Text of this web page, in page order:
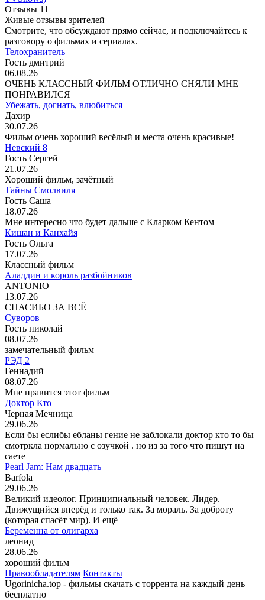
Отзывы 11
Живые отзывы зрителей
Смотрите, что обсуждают прямо сейчас, и подключайтесь к
разговору о фильмах и сериалах.
Телохранитель
Гость дмитрий
06.08.26
ОЧЕНЬ КЛАССНЫЙ ФИЛЬМ ОТЛИЧНО СНЯЛИ МНЕ
ПОНРАВИЛСЯ
Убежать, догнать, влюбиться
Дахир
30.07.26
Фильм очень хороший весёлый и места очень красивые!
Невский 8
Гость Сергей
21.07.26
Хороший фильм, зачётный
Тайны Смолвиля
Гость Саша
18.07.26
Мне интересно что будет дальше с Кларком Кентом
Кишан и Канхайя
Гость Ольга
17.07.26
Классный фильм
Аладдин и король разбойников
ANTONIO
13.07.26
СПАСИБО ЗА ВСЁ
Суворов
Гость николай
08.07.26
замечательный фильм
РЭД 2
Геннадий
08.07.26
Мне нравится этот фильм
Доктор Кто
Черная Мечница
29.06.26
Если бы еслибы ебланы гение не заблокали доктор кто то бы
смотркла нормально с озучкой . но из за того что пишут на
саете
Pearl Jam: Нам двадцать
Barfola
29.06.26
Великий идеолог. Принципиальный человек. Лидер.
Движущийся вперёд и только так. За мораль. За доброту
(которая спасёт мир). И ещё
Беременна от олигарха
леонид
28.06.26
хороший фильм
Правообладателям Контакты
Ugorinicha.top - фильмы скачать с торрента на каждый день
бесплатно